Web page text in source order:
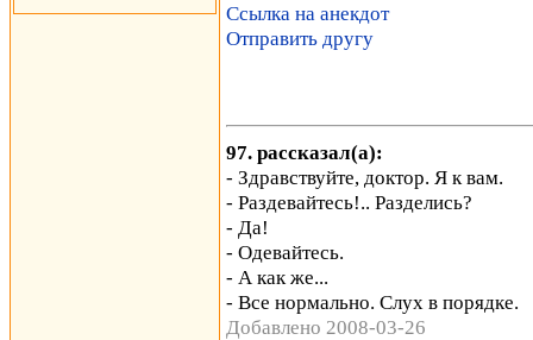
Ссылка на анекдот
Отправить другу
97. рассказал(а):
- Здравствуйте, доктор. Я к вам.
- Раздевайтесь!.. Разделись?
- Да!
- Одевайтесь.
- А как же...
- Все нормально. Слух в порядке.
Добавлено 2008-03-26